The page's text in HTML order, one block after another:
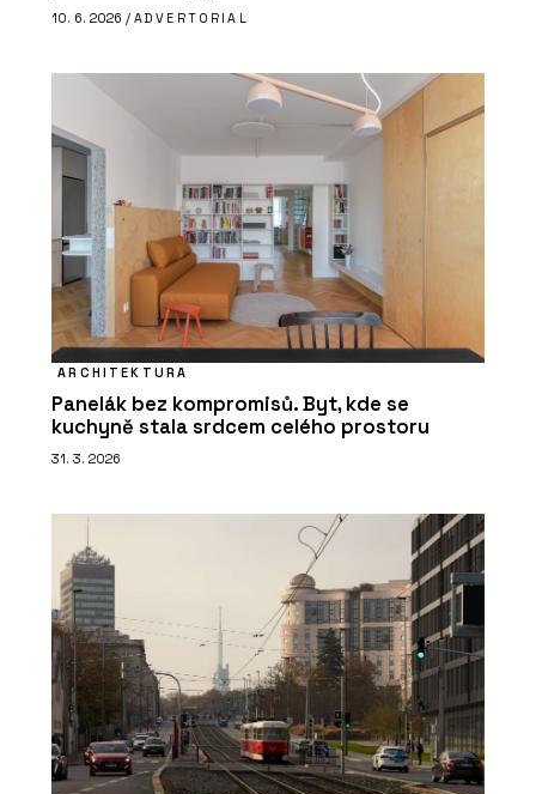
10. 6. 2026 / ADVERTORIAL
ARCHITEKTURA
Panelák bez kompromisů. Byt, kde se
kuchyně stala srdcem celého prostoru
31. 3. 2026